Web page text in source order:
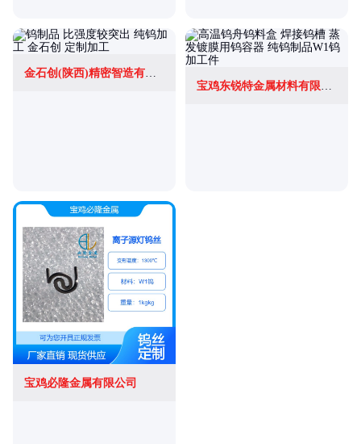
金石创(陕西)精密智造有限公司
宝鸡东锐特金属材料有限公司
宝鸡必隆金属有限公司